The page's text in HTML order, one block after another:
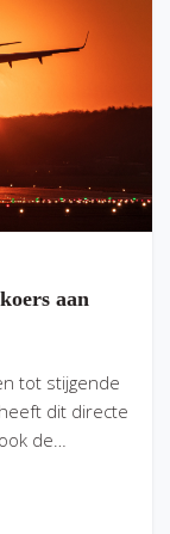
aan
tot stijgende
dit directe
de…